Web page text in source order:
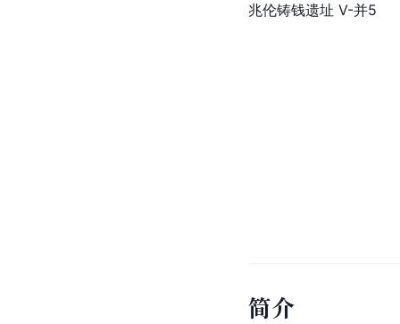
兆伦铸钱遗址 V-并5
简介